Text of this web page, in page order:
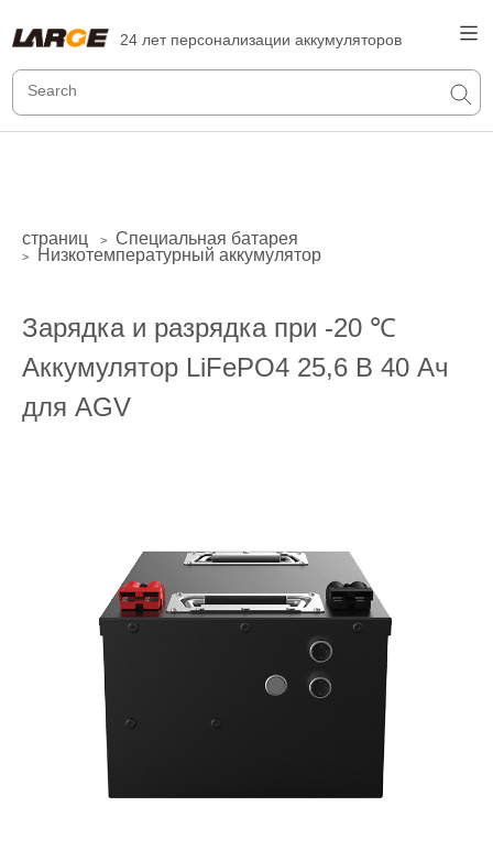
24 лет персонализации аккумуляторов
страниц > Специальная батарея
> Низкотемпературный аккумулятор
Зарядка и разрядка при -20 ℃
Аккумулятор LiFePO4 25,6 В 40 Ач
для AGV